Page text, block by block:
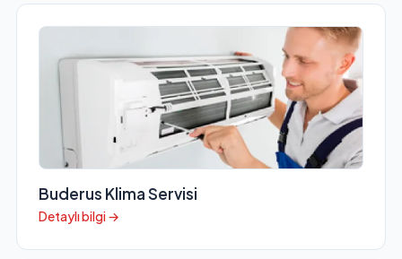
Buderus Klima Servisi
Detaylı bilgi →